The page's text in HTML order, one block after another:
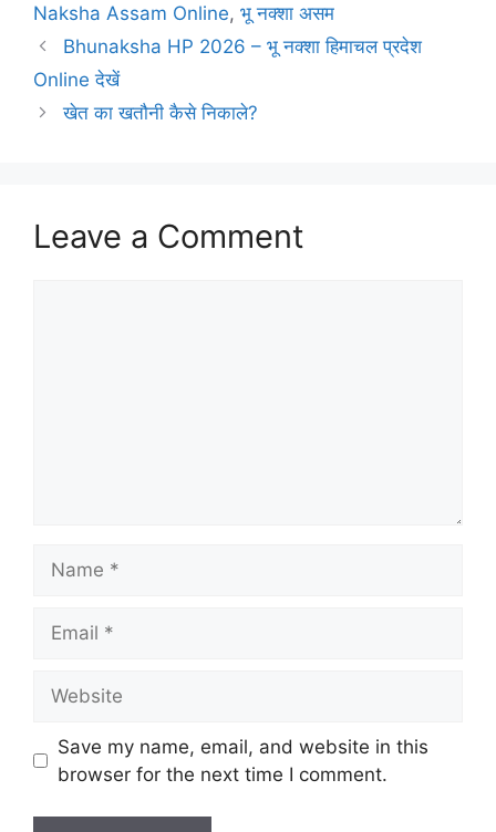
Naksha Assam Online, भू नक्शा असम
Bhunaksha HP 2026 – भू नक्शा हिमाचल प्रदेश
Online देखें
खेत का खतौनी कैसे निकाले?
Leave a Comment
Save my name, email, and website in this
browser for the next time I comment.